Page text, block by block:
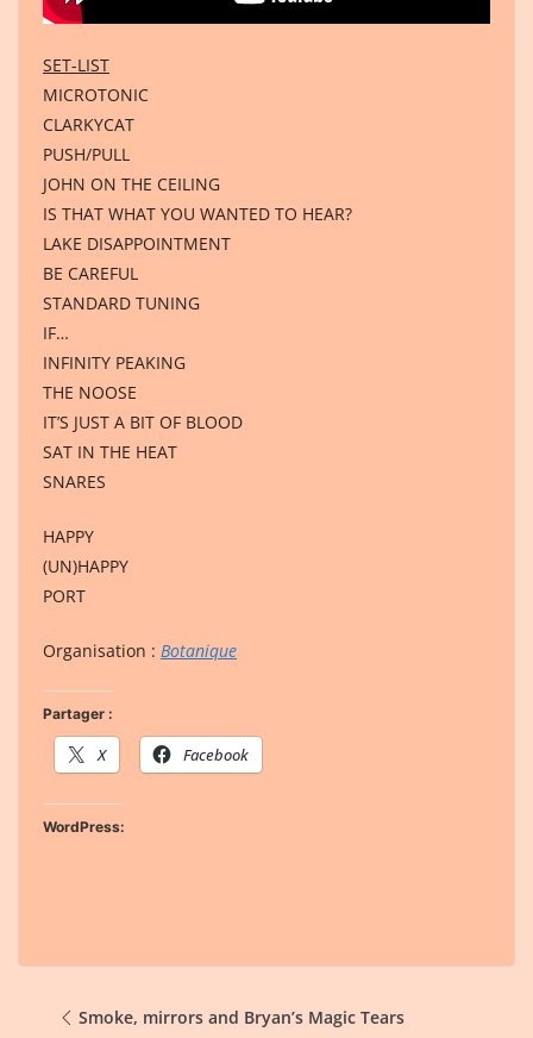
SET-LIST
MICROTONIC
CLARKYCAT
PUSH/PULL
JOHN ON THE CEILING
IS THAT WHAT YOU WANTED TO HEAR?
LAKE DISAPPOINTMENT
BE CAREFUL
STANDARD TUNING
IF…
INFINITY PEAKING
THE NOOSE
IT’S JUST A BIT OF BLOOD
SAT IN THE HEAT
SNARES
HAPPY
(UN)HAPPY
PORT
Organisation : Botanique
Partager :
X Facebook
WordPress:
Smoke, mirrors and Bryan’s Magic Tears